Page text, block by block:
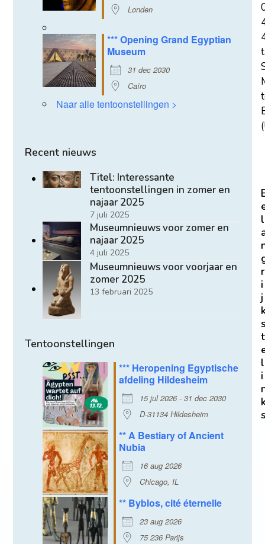
Londen
*** Opening Grand Egyptian
Museum
31 dec 2030
Caïro
Naar alle tentoonstellingen >
Recent nieuws
Titel: Interessante
tentoonstellingen in zomer en
najaar 2025
7 juli 2025
Museumnieuws voor zomer en
najaar 2025
4 juli 2025
Museumnieuws voor voorjaar en
zomer 2025
13 februari 2025
Tentoonstellingen
*** Heropening Egyptische
afdeling Hildesheim
15 jul 2026 - 31 dec 2030
D-31134 Hildesheim
** A Bestiary of Ancient
Nubia
16 aug 2026
Chicago, IL
** Byblos, cité éternelle
23 aug 2026
75 236 Parijs
l
r
i
j
t
l
i